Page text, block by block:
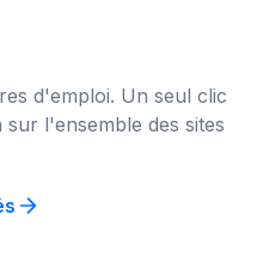
d'emploi. Un seul clic
l'ensemble des sites